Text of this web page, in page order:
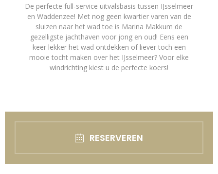
De perfecte full-service uitvalsbasis tussen IJsselmeer
en Waddenzee! Met nog geen kwartier varen van de
sluizen naar het wad toe is Marina Makkum de
gezelligste jachthaven voor jong en oud! Eens een
keer lekker het wad ontdekken of liever toch een
mooie tocht maken over het IJsselmeer? Voor elke
windrichting kiest u de perfecte koers!
RESERVEREN